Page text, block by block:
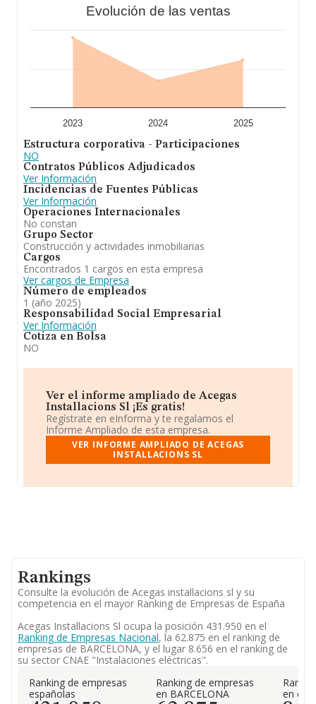
la media de empleados es de 4; la media de antigüedad
Para concluir,Acegas Installacions S.L
instalaciones de electricidad, calefaccion, luz, gas, agua
y lampisteria general y ademas intermediación
inmobiliaria, compra, venta, de terrenos y edificaciones,
perdido posiciones frente al 2023. En el ranking de todas
las empresas en el territorio nacional, ha experimentado
Evolución de las ventas
2023 2024 2025
Estructura corporativa - Participaciones
NO
Contratos Públicos Adjudicados
Ver Información
Incidencias de Fuentes Públicas
Ver Información
Operaciones Internacionales
No constan
Grupo Sector
Construcción y actividades inmobiliarias
Cargos
Encontrados 1 cargos en esta empresa
Ver cargos de Empresa
Número de empleados
1 (año 2025)
Responsabilidad Social Empresarial
Ver Información
Cotiza en Bolsa
NO
Ver el informe ampliado de Acegas
Installacions Sl ¡Es gratis!
Regístrate en eInforma y te regalamos el
Informe Ampliado de esta empresa.
VER INFORME AMPLIADO DE ACEGAS
INSTALLACIONS SL
Rankings
Consulte la evolución de Acegas installacions sl y su
competencia en el mayor Ranking de Empresas de España
Acegas Installacions Sl ocupa la posición 431.950 en el
Ranking de Empresas Nacional, la 62.875 en el ranking de
empresas de BARCELONA, y el lugar 8.656 en el ranking de
su sector CNAE "Instalaciones eléctricas".
Ranking de empresas
españolas
Ranking de empresas
en BARCELONA
en el